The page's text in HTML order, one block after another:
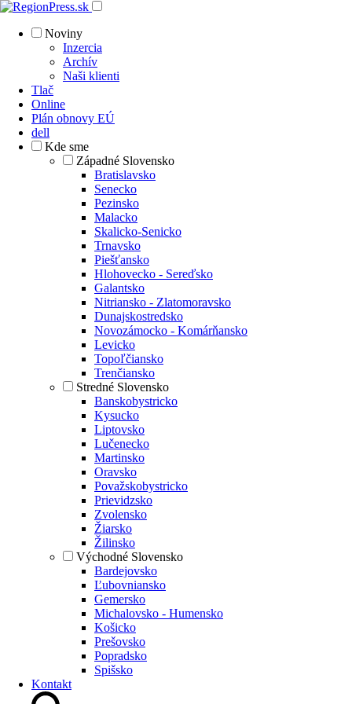
Noviny
Inzercia
Archív
Naši klienti
Tlač
Online
Plán obnovy EÚ
dell
Kde sme
Západné Slovensko
Bratislavsko
Senecko
Pezinsko
Malacko
Skalicko-Senicko
Trnavsko
Piešťansko
Hlohovecko - Sereďsko
Galantsko
Nitriansko - Zlatomoravsko
Dunajskostredsko
Novozámocko - Komárňansko
Levicko
Topoľčiansko
Trenčiansko
Stredné Slovensko
Banskobystricko
Kysucko
Liptovsko
Lučenecko
Martinsko
Oravsko
Považskobystricko
Prievidzsko
Zvolensko
Žiarsko
Žilinsko
Východné Slovensko
Bardejovsko
Ľubovniansko
Gemersko
Michalovsko - Humensko
Košicko
Prešovsko
Popradsko
Spišsko
Kontakt